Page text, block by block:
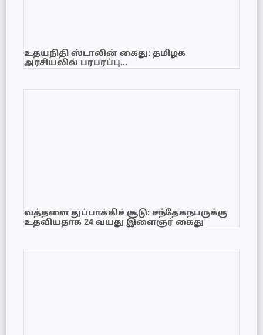
உதயநிதி ஸ்டாலின் கைது: தமிழக
அரசியலில் பரபரப்பு…
வத்தளை துப்பாக்கிச் சூடு: சந்தேகநபருக்கு
உதவியதாக 24 வயது இளைஞர் கைது